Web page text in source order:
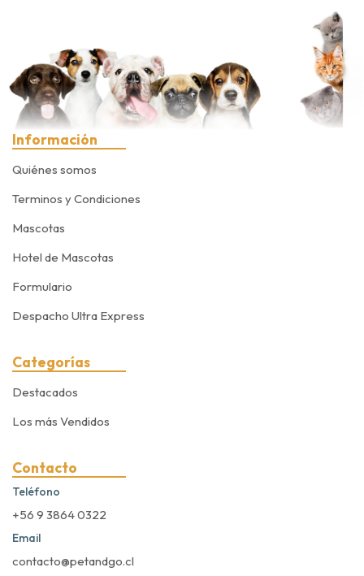
Información
Quiénes somos
Terminos y Condiciones
Mascotas
Hotel de Mascotas
Formulario
Despacho Ultra Express
Categorías
Destacados
Los más Vendidos
Contacto
Teléfono
+56 9 3864 0322
Email
contacto@petandgo.cl